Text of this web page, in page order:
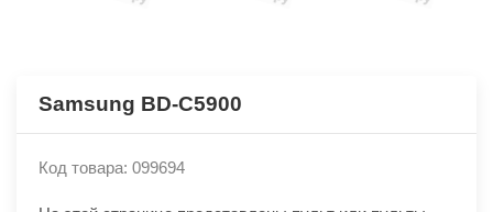
Samsung BD-C5900
Код товара: 099694